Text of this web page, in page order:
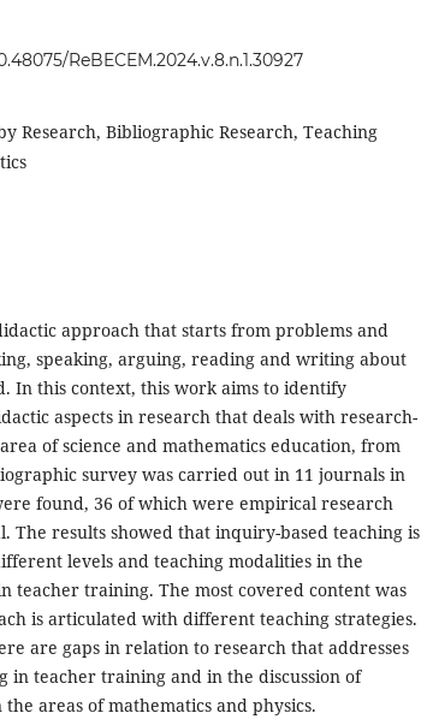
ReBECEM.2024.v.8.n.1.30927
Research, Bibliographic Research, Teaching
approach that starts from problems and
speaking, arguing, reading and writing about
In this context, this work aims to identify
aspects in research that deals with research-
of science and mathematics education, from
survey was carried out in 11 journals in
found, 36 of which were empirical research
The results showed that inquiry-based teaching is
levels and teaching modalities in the
teacher training. The most covered content was
is articulated with different teaching strategies.
are gaps in relation to research that addresses
in teacher training and in the discussion of
areas of mathematics and physics.